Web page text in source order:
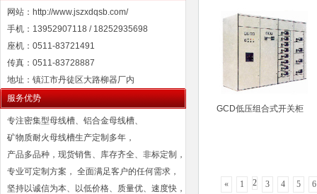
GCD低压组合式开关柜
« 1 2 3 4 5 6
网站：http://www.jszxdqsb.com/
手机：13952907118 / 18252935698
座机：0511-83721491
传真：0511-83728887
地址：镇江市丹徒区大路柳器厂内
服务优势
专注密集型母线槽、铝合金母线槽、
矿物质耐火母线槽生产定制多年，
产品多品种，现货销售、库存齐全、非标定制，
专业可定制方案， 全面满足客户的任何需求，
坚持以诚信为本、以低价格、质量优、速度快，